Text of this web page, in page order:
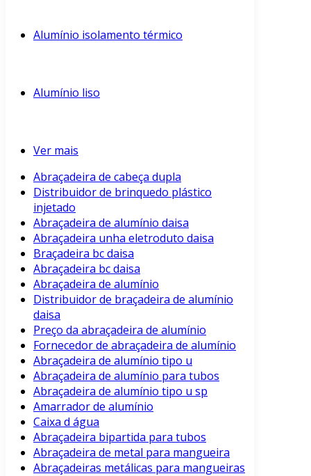
Alumínio isolamento térmico
Alumínio liso
Ver mais
Abraçadeira de cabeça dupla
Distribuidor de brinquedo plástico
injetado
Abraçadeira de alumínio daisa
Abraçadeira unha eletroduto daisa
Braçadeira bc daisa
Abraçadeira bc daisa
Abraçadeira de alumínio
Distribuidor de braçadeira de alumínio
daisa
Preço da abraçadeira de alumínio
Fornecedor de abraçadeira de alumínio
Abraçadeira de alumínio tipo u
Abraçadeira de alumínio para tubos
Abraçadeira de alumínio tipo u sp
Amarrador de alumínio
Caixa d água
Abraçadeira bipartida para tubos
Abraçadeira de metal para mangueira
Abraçadeiras metálicas para mangueiras